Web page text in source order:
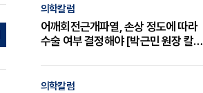
의학칼럼
어깨회전근개파열, 손상 정도에 따라
수술 여부 결정해야 [박근민 원장 칼
의학칼럼